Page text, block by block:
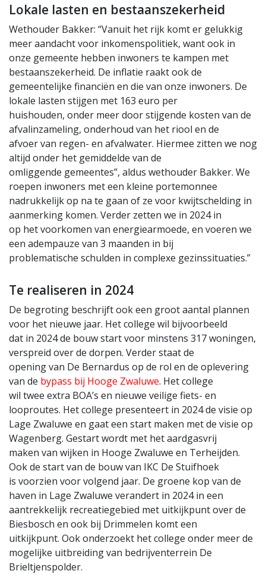
Lokale lasten en bestaanszekerheid
Wethouder Bakker: “Vanuit het rijk komt er gelukkig
meer aandacht voor inkomenspolitiek, want ook in
onze gemeente hebben inwoners te kampen met
bestaanszekerheid. De inflatie raakt ook de
gemeentelijke financiën en die van onze inwoners. De
lokale lasten stijgen met 163 euro per
huishouden, onder meer door stijgende kosten van de
afvalinzameling, onderhoud van het riool en de
afvoer van regen- en afvalwater. Hiermee zitten we nog
altijd onder het gemiddelde van de
omliggende gemeentes”, aldus wethouder Bakker. We
roepen inwoners met een kleine portemonnee
nadrukkelijk op na te gaan of ze voor kwijtschelding in
aanmerking komen. Verder zetten we in 2024 in
op het voorkomen van energiearmoede, en voeren we
een adempauze van 3 maanden in bij
problematische schulden in complexe gezinssituaties.”
Te realiseren in 2024
De begroting beschrijft ook een groot aantal plannen
voor het nieuwe jaar. Het college wil bijvoorbeeld
dat in 2024 de bouw start voor minstens 317 woningen,
verspreid over de dorpen. Verder staat de
opening van De Bernardus op de rol en de oplevering
van de bypass bij Hooge Zwaluwe. Het college
wil twee extra BOA’s en nieuwe veilige fiets- en
looproutes. Het college presenteert in 2024 de visie op
Lage Zwaluwe en gaat een start maken met de visie op
Wagenberg. Gestart wordt met het aardgasvrij
maken van wijken in Hooge Zwaluwe en Terheijden.
Ook de start van de bouw van IKC De Stuifhoek
is voorzien voor volgend jaar. De groene kop van de
haven in Lage Zwaluwe verandert in 2024 in een
aantrekkelijk recreatiegebied met uitkijkpunt over de
Biesbosch en ook bij Drimmelen komt een
uitkijkpunt. Ook onderzoekt het college onder meer de
mogelijke uitbreiding van bedrijventerrein De
Brieltjenspolder.